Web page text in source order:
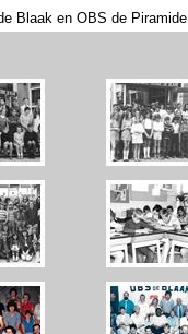
Blaak en OBS de Piramide